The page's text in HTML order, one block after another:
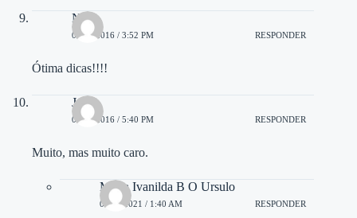
Nara
02/08/2016 / 3:52 PM RESPONDER
Ótima dicas!!!!
Jose
02/08/2016 / 5:40 PM RESPONDER
Muito, mas muito caro.
Maria Ivanilda B O Ursulo
01/06/2021 / 1:40 AM RESPONDER